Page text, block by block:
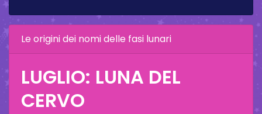
Le origini dei nomi delle fasi lunari
LUGLIO: LUNA DEL
CERVO